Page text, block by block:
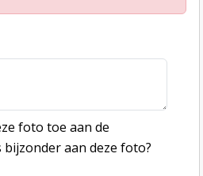
foto toe aan de
bijzonder aan deze foto?